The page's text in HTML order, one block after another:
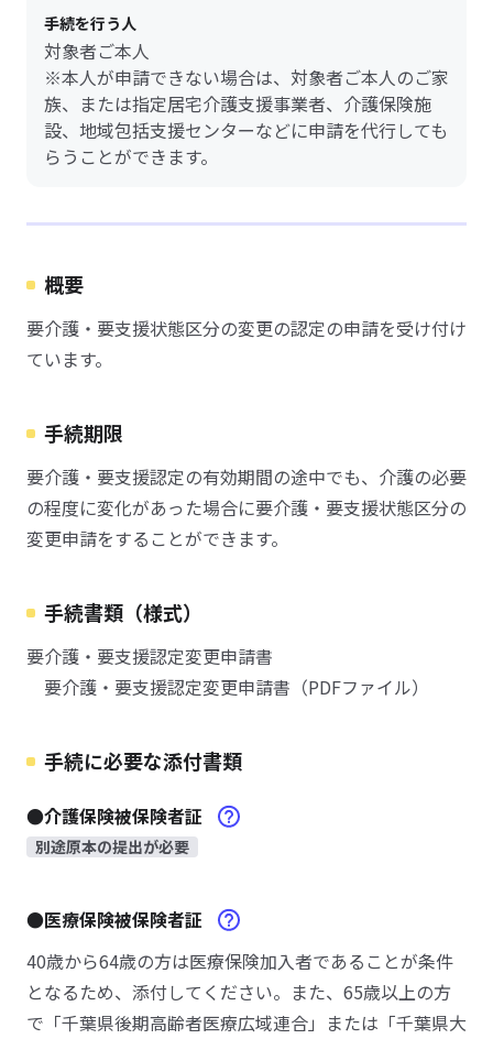
手続を行う人
対象者ご本人
※本人が申請できない場合は、対象者ご本人のご家
族、または指定居宅介護支援事業者、介護保険施
設、地域包括支援センターなどに申請を代行しても
らうことができます。
概要
要介護・要支援状態区分の変更の認定の申請を受け付け
ています。
手続期限
要介護・要支援認定の有効期間の途中でも、介護の必要
の程度に変化があった場合に要介護・要支援状態区分の
変更申請をすることができます。
手続書類（様式）
要介護・要支援認定変更申請書
要介護・要支援認定変更申請書（PDFファイル）
手続に必要な添付書類
●介護保険被保険者証
別途原本の提出が必要
●医療保険被保険者証
40歳から64歳の方は医療保険加入者であることが条件
となるため、添付してください。また、65歳以上の方
で「千葉県後期高齢者医療広域連合」または「千葉県大